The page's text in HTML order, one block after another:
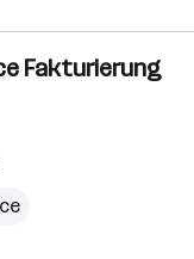
Fakturierung